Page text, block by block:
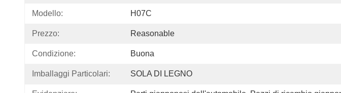
Modello: H07C
Prezzo: Reasonable
Condizione: Buona
Imballaggi Particolari: SOLA DI LEGNO